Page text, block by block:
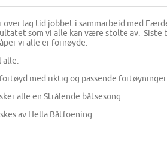
over lag tid jobbet i sammarbeid med
som vi alle kan være stolte av.
vi alle er fornøyde.
alle:
med riktig og passende fortøyninger.
alle en Strålende båtsesong.
av Hella Båtfoening.